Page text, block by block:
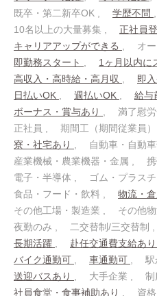
既卒・第二新卒OK
学歴不問
10名以上の大量募集
正社員
キャリアアップができる
オ
即勤務スタート
1ヶ月以内に
高収入・高時給・高月収
即
日払いOK
週払いOK
給与
ボーナス・賞与あり
満了慰
正社員
期間工（期間従業員）
寮・社宅あり
自動車・自動
産業機械・農業機器・金属
電子・半導体
ゴム・プラス
食品・フード・飲料
物流・
その他工場・製造業
その他
夜勤のみ
二交替制/三交替制
長期活躍
赴任交通費支給あり
バイク通勤可
車通勤可
駅
送迎バスあり
大手企業 制
社員食堂・食事補助あり
資